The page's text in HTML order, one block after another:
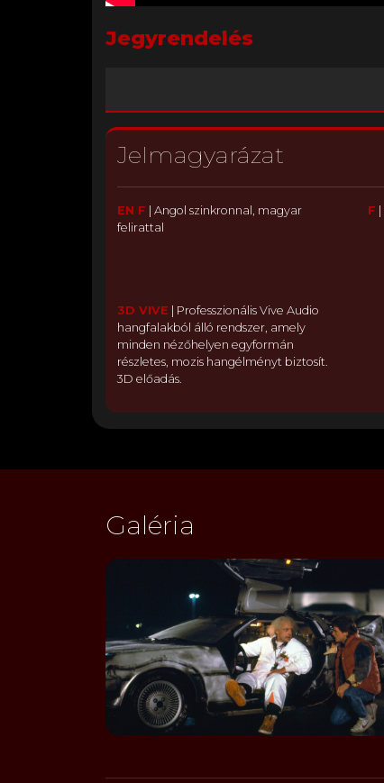
Jegyrendelés
Jelmagyarázat
EN F | Angol szinkronnal, magyar
felirattal
F |
3D VIVE | Professzionális Vive Audio
hangfalakból álló rendszer, amely
minden nézőhelyen egyformán
részletes, mozis hangélményt biztosít.
3D előadás.
Galéria